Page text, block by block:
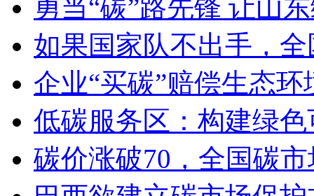
勇当“碳”路先锋 让山
如果国家队不出手，
企业“买碳”赔偿生态
低碳服务区：构建绿
碳价涨破70，全国碳